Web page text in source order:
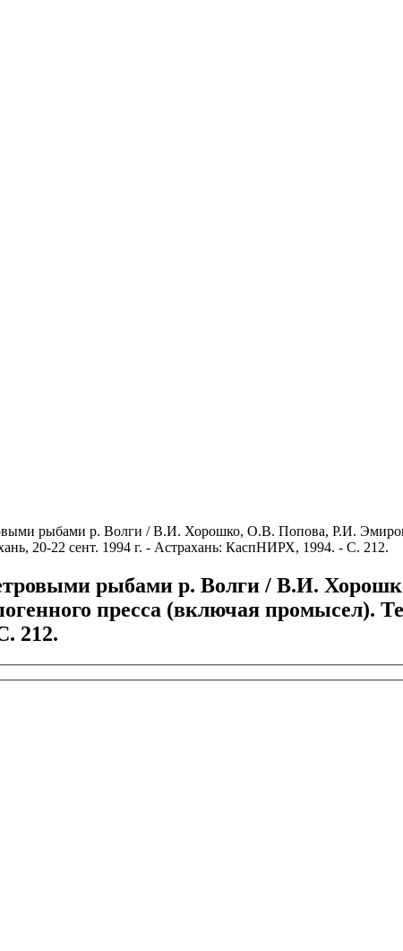
рыбами р. Волги / В.И. Хорошко, О.В. Попова, Р.И.
20-22 сент. 1994 г. - Астрахань: КаспНИРХ, 1994. - С. 212.
рыбами р. Волги / В.И.
пресса (включая промысел).
212.